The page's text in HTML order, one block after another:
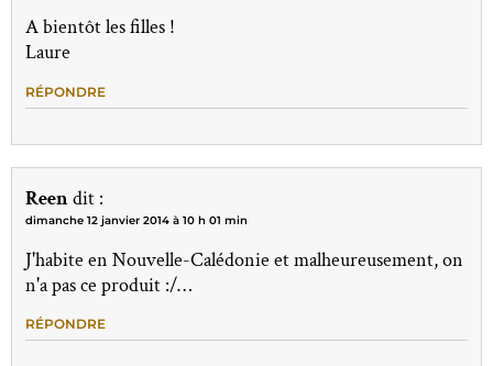
A bientôt les filles !
Laure
RÉPONDRE
Reendit :
dimanche 12 janvier 2014 à 10 h 01 min
J'habite en Nouvelle-Calédonie et malheureusement, on
n'a pas ce produit :/…
RÉPONDRE